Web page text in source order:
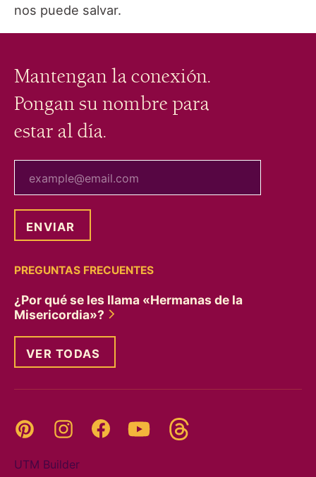
nos puede salvar.
Mantengan la conexión.
Pongan su nombre para
estar al día.
PREGUNTAS FRECUENTES
¿Por qué se les llama «Hermanas de la
Misericordia»?
VER TODAS
Pinterest InstagramFacebookYouTube
UTM Builder